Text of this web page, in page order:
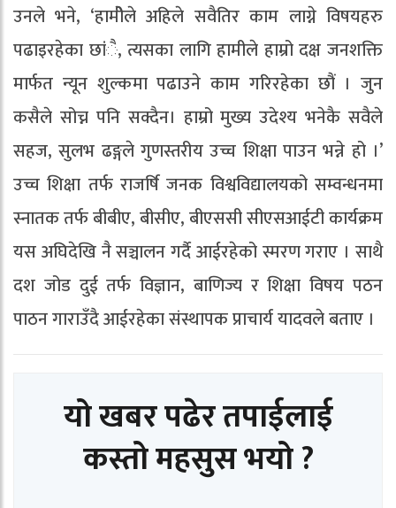
उनले भने, ‘हामीेले अहिले सवैतिर काम लाग्ने विषयहरु
पढाइरहेका छांै, त्यसका लागि हामीले हाम्रो दक्ष जनशक्ति
मार्फत न्यून शुल्कमा पढाउने काम गरिरहेका छौं । जुन
कसैले सोच्न पनि सक्दैन। हाम्रो मुख्य उदेश्य भनेकै सवैले
सहज, सुलभ ढङ्गले गुणस्तरीय उच्च शिक्षा पाउन भन्ने हो ।’
उच्च शिक्षा तर्फ राजर्षि जनक विश्वविद्यालयको सम्वन्धनमा
स्नातक तर्फ बीबीए, बीसीए, बीएससी सीएसआईटी कार्यक्रम
यस अघिदेखि नै सञ्चालन गर्दै आईरहेको स्मरण गराए । साथै
दश जोड दुई तर्फ विज्ञान, बाणिज्य र शिक्षा विषय पठन
पाठन गाराउँदै आईरहेका संस्थापक प्राचार्य यादवले बताए ।
यो खबर पढेर तपाईलाई
कस्तो महसुस भयो ?